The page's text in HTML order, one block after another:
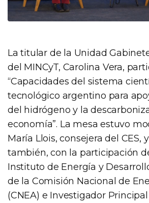
La titular de la Unidad
del MINCyT, Carolina Vera,
“Capacidades del sistema
tecnológico argentino para
del hidrógeno y la
economía”. La mesa estuvo
María Llois, consejera del CES,
también, con la participación
Instituto de Energía y
de la Comisión Nacional de
(CNEA) e Investigador Principal